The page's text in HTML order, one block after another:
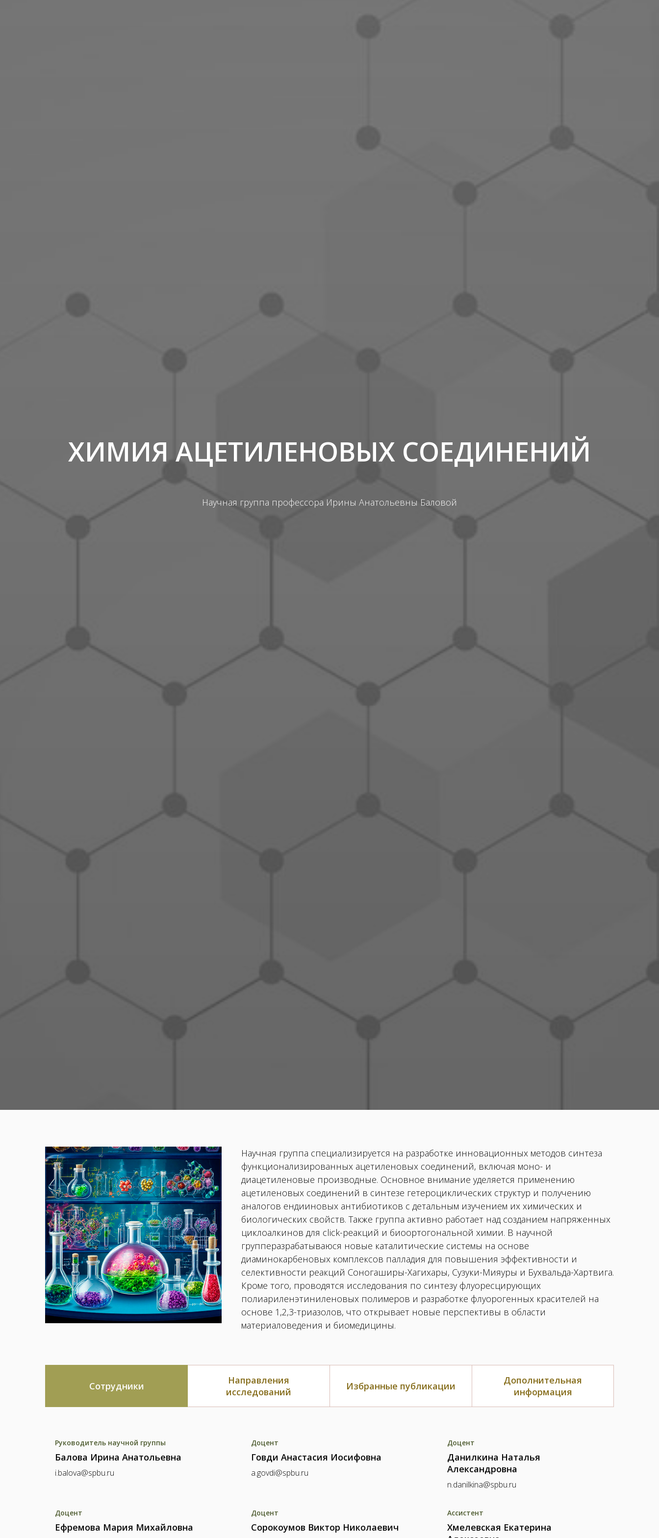
ХИМИЯ АЦЕТИЛЕНОВЫХ СОЕДИНЕНИЙ
Научная группа профессора Ирины Анатольевны Баловой
Научная группа специализируется на разработке инновационных методов синтеза
функционализированных ацетиленовых соединений, включая моно- и
диацетиленовые производные. Основное внимание уделяется применению
ацетиленовых соединений в синтезе гетероциклических структур и получению
аналогов ендииновых антибиотиков с детальным изучением их химических и
биологических свойств. Также группа активно работает над созданием напряженных
циклоалкинов для click-реакций и биоортогональной химии. В научной
групперазрабатываюся новые каталитические системы на основе
диаминокарбеновых комплексов палладия для повышения эффективности и
селективности реакций Соногаширы-Хагихары, Сузуки-Мияуры и Бухвальда-Хартвига.
Кроме того, проводятся исследования по синтезу флуоресцирующих
полиариленэтиниленовых полимеров и разработке флуорогенных красителей на
основе 1,2,3-триазолов, что открывает новые перспективы в области
материаловедения и биомедицины.
Сотрудники
Направления
исследований
Избранные публикации
Дополнительная
информация
Руководитель научной группы
Балова Ирина Анатольевна
i.balova@spbu.ru
Доцент
Говди Анастасия Иосифовна
a.govdi@spbu.ru
Доцент
Данилкина Наталья
Александровна
n.danilkina@spbu.ru
Доцент
Ефремова Мария Михайловна
Доцент
Сорокоумов Виктор Николаевич
Ассистент
Хмелевская Екатерина